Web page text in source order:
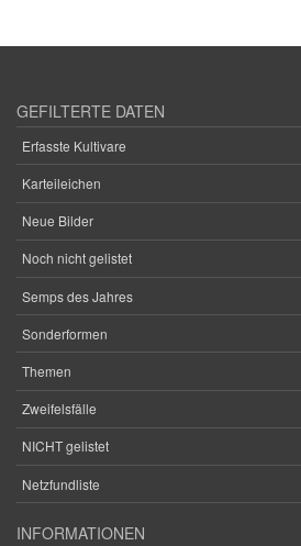
GEFILTERTE DATEN
Erfasste Kultivare
Karteileichen
Neue Bilder
Noch nicht gelistet
Semps des Jahres
Sonderformen
Themen
Zweifelsfälle
NICHT gelistet
Netzfundliste
INFORMATIONEN